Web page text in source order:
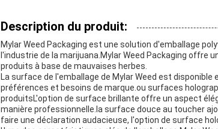
Description du produit:
Mylar Weed Packaging est une solution d'emballage
l'industrie de la marijuana.Mylar Weed Packaging offre
produits à base de mauvaises herbes.
La surface de l'emballage de Mylar Weed est
préférences et besoins de marque.ou surfaces
produitsL'option de surface brillante offre un aspect
manière professionnelle.la surface douce au toucher
faire une déclaration audacieuse, l'option de surface